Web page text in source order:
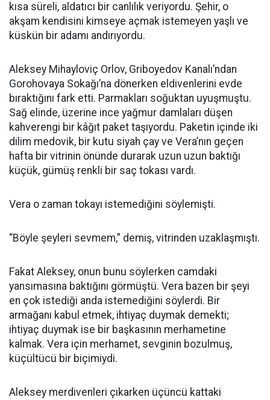
kısa süreli, aldatıcı bir canlılık veriyordu. Şehir, o
akşam kendisini kimseye açmak istemeyen yaşlı ve
küskün bir adamı andırıyordu.
Aleksey Mihayloviç Orlov, Griboyedov Kanalı’ndan
Gorohovaya Sokağı’na dönerken eldivenlerini evde
bıraktığını fark etti. Parmakları soğuktan uyuşmuştu.
Sağ elinde, üzerine ince yağmur damlaları düşen
kahverengi bir kâğıt paket taşıyordu. Paketin içinde iki
dilim medovik, bir kutu siyah çay ve Vera’nın geçen
hafta bir vitrinin önünde durarak uzun uzun baktığı
küçük, gümüş renkli bir saç tokası vardı.
Vera o zaman tokayı istemediğini söylemişti.
“Böyle şeyleri sevmem,” demiş, vitrinden uzaklaşmıştı.
Fakat Aleksey, onun bunu söylerken camdaki
yansımasına baktığını görmüştü. Vera bazen bir şeyi
en çok istediği anda istemediğini söylerdi. Bir
armağanı kabul etmek, ihtiyaç duymak demekti;
ihtiyaç duymak ise bir başkasının merhametine
kalmak. Vera için merhamet, sevginin bozulmuş,
küçültücü bir biçimiydi.
Aleksey merdivenleri çıkarken üçüncü kattaki